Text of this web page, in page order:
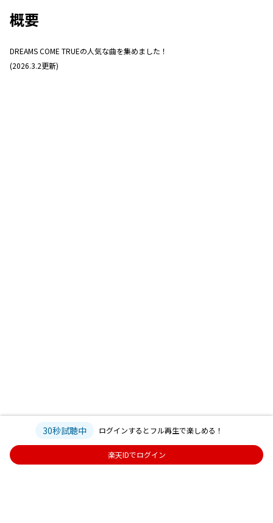
概要
DREAMS COME TRUEの人気な曲を集めました！
(2026.3.2更新)
30秒試聴中 ログインするとフル再生で楽しめる！
楽天IDでログイン